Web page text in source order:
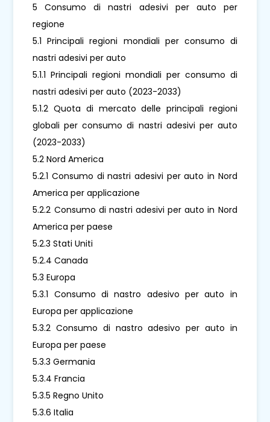
5 Consumo di nastri adesivi per auto per
regione
5.1 Principali regioni mondiali per consumo di
nastri adesivi per auto
5.1.1 Principali regioni mondiali per consumo di
nastri adesivi per auto (2023-2033)
5.1.2 Quota di mercato delle principali regioni
globali per consumo di nastri adesivi per auto
(2023-2033)
5.2 Nord America
5.2.1 Consumo di nastri adesivi per auto in Nord
America per applicazione
5.2.2 Consumo di nastri adesivi per auto in Nord
America per paese
5.2.3 Stati Uniti
5.2.4 Canada
5.3 Europa
5.3.1 Consumo di nastro adesivo per auto in
Europa per applicazione
5.3.2 Consumo di nastro adesivo per auto in
Europa per paese
5.3.3 Germania
5.3.4 Francia
5.3.5 Regno Unito
5.3.6 Italia